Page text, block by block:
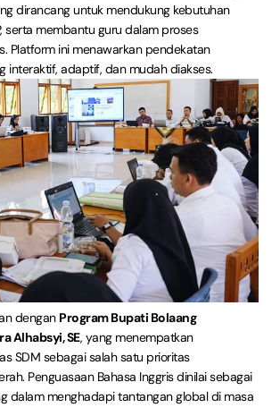
dirancang untuk mendukung kebutuhan
serta membantu guru dalam proses
Platform ini menawarkan pendekatan
interaktif, adaptif, dan mudah diakses.
dengan Program Bupati Bolaang
Alhabsyi, SE, yang menempatkan
SDM sebagai salah satu prioritas
Penguasaan Bahasa Inggris dinilai sebagai
dalam menghadapi tantangan global di masa